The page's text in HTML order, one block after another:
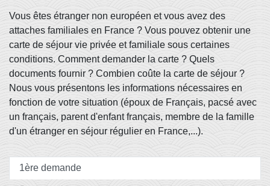
Vous êtes étranger non européen et vous avez des
attaches familiales en France ? Vous pouvez obtenir une
carte de séjour vie privée et familiale sous certaines
conditions. Comment demander la carte ? Quels
documents fournir ? Combien coûte la carte de séjour ?
Nous vous présentons les informations nécessaires en
fonction de votre situation (époux de Français, pacsé avec
un français, parent d'enfant français, membre de la famille
d'un étranger en séjour régulier en France,...).
1ère demande